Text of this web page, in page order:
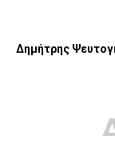
Δημήτρης